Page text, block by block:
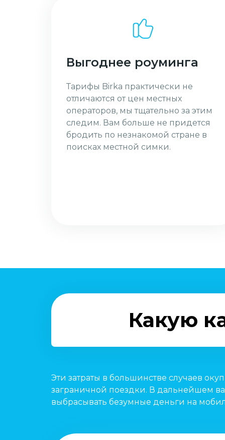
Выгоднее роуминга
Тарифы Birka практически не
отличаются от цен местных
операторов, мы тщательно за этим
следим. Вам больше не придется
бродить по незнакомой стране в
поисках местной симки.
Какую
Эти затраты в большинстве случаев
заграничной поездки. В дальнейшем
выбрасывать безумные деньги на